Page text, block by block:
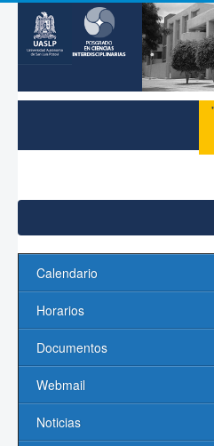
Acerca del PCI
Maestría
Doctorado
Profesores
Líneas de Investigación
Calendario
Horarios
Documentos
Webmail
Noticias